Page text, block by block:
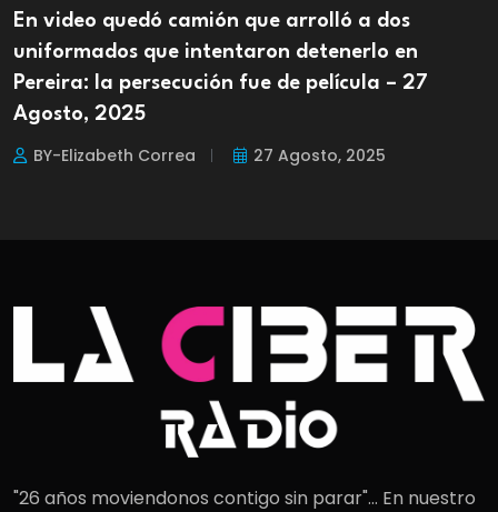
En video quedó camión que arrolló a dos
uniformados que intentaron detenerlo en
Pereira: la persecución fue de película – 27
Agosto, 2025
BY-Elizabeth Correa 27 Agosto, 2025
"26 años moviendonos contigo sin parar"... En nuestro